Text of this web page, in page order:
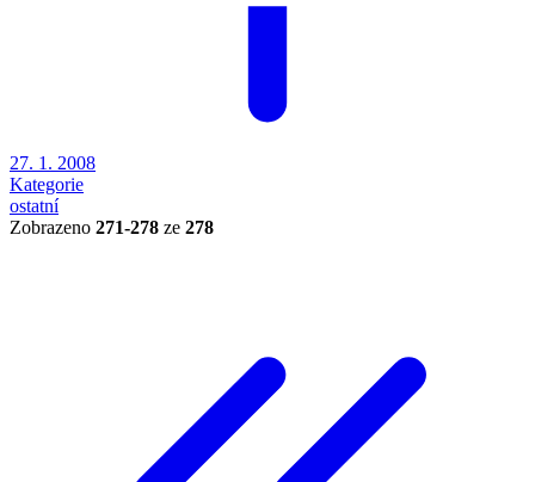
27. 1. 2008
Kategorie
ostatní
Zobrazeno 271-278 ze 278